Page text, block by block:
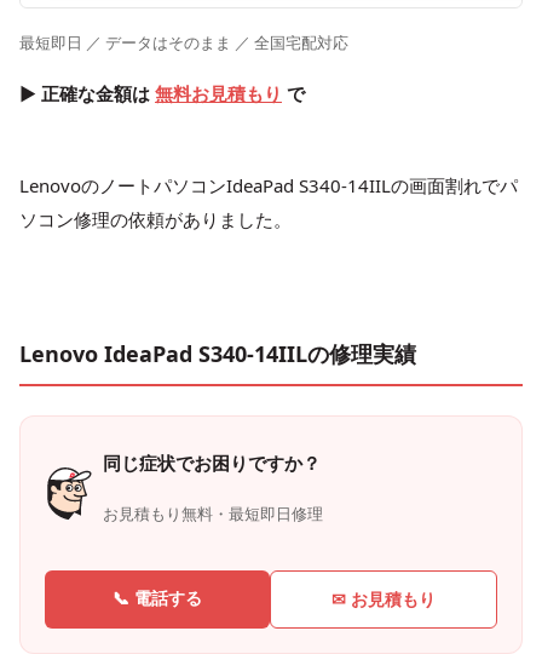
最短即日 ／ データはそのまま ／ 全国宅配対応
▶ 正確な金額は 無料お見積もり で
LenovoのノートパソコンIdeaPad S340-14IILの画面割れでパ
ソコン修理の依頼がありました。
Lenovo IdeaPad S340-14IILの修理実績
同じ症状でお困りですか？
お見積もり無料・最短即日修理
📞 電話する ✉ お見積もり